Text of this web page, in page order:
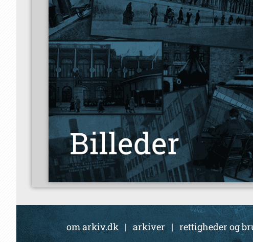
om arkiv.dk | arkiver| rettigheder og